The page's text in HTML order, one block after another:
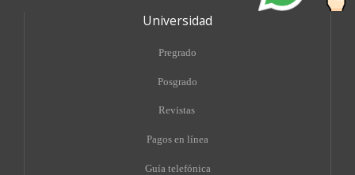
Universidad
Pregrado
Posgrado
Revistas
Pagos en línea
Guía telefónica